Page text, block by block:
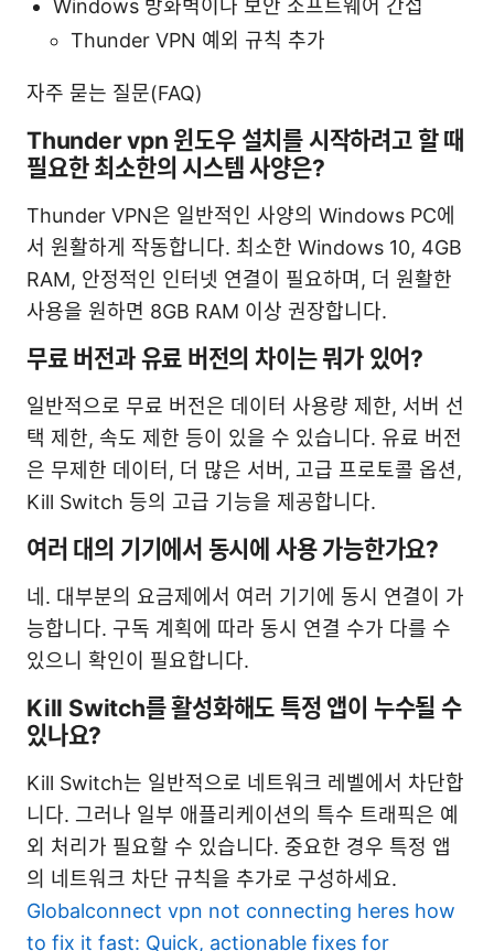
Windows 방화벽이나 보안 소프트웨어 간섭
Thunder VPN 예외 규칙 추가
자주 묻는 질문(FAQ)
Thunder vpn 윈도우 설치를 시작하려고 할 때
필요한 최소한의 시스템 사양은?
Thunder VPN은 일반적인 사양의 Windows PC에
서 원활하게 작동합니다. 최소한 Windows 10, 4GB
RAM, 안정적인 인터넷 연결이 필요하며, 더 원활한
사용을 원하면 8GB RAM 이상 권장합니다.
무료 버전과 유료 버전의 차이는 뭐가 있어?
일반적으로 무료 버전은 데이터 사용량 제한, 서버 선
택 제한, 속도 제한 등이 있을 수 있습니다. 유료 버전
은 무제한 데이터, 더 많은 서버, 고급 프로토콜 옵션,
Kill Switch 등의 고급 기능을 제공합니다.
여러 대의 기기에서 동시에 사용 가능한가요?
네. 대부분의 요금제에서 여러 기기에 동시 연결이 가
능합니다. 구독 계획에 따라 동시 연결 수가 다를 수
있으니 확인이 필요합니다.
Kill Switch를 활성화해도 특정 앱이 누수될 수
있나요?
Kill Switch는 일반적으로 네트워크 레벨에서 차단합
니다. 그러나 일부 애플리케이션의 특수 트래픽은 예
외 처리가 필요할 수 있습니다. 중요한 경우 특정 앱
의 네트워크 차단 규칙을 추가로 구성하세요.
Globalconnect vpn not connecting heres how
to fix it fast: Quick, actionable fixes for